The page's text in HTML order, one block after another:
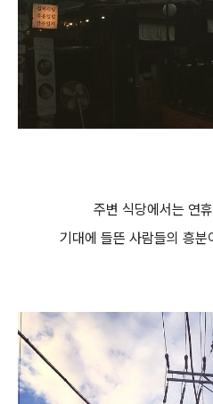
주변 식당에서는 연
기대에 들뜬 사람들의 흥